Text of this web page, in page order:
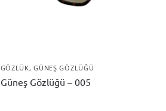
GÖZLÜK,GÜNEŞ GÖZLÜĞÜ
Güneş Gözlüğü – 005